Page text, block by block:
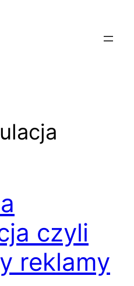
czyli
reklamy